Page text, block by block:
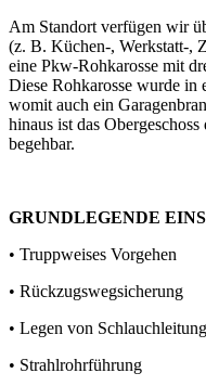
Am Standort verfügen wir
(z. B. Küchen-, Werkstatt-,
eine Pkw-Rohkarosse mit
Diese Rohkarosse wurde in
womit auch ein
hinaus ist das
begehbar.
GRUNDLEGENDE
• Truppweises Vorgehen
• Rückzugswegsicherung
• Legen von
• Strahlrohrführung